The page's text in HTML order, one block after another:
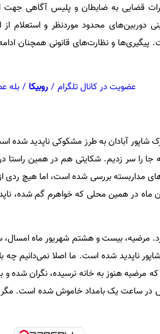
قضایی به ضابطان و پلیس آگاهی جهت
محدود موردنظر و استعلام از
پیگیری‌ها و نظارت‌های قانونی همچنان
عضویت در کانال تلگرام / روبیکا / بله
جاری در نزدیکی پارک شاپور آبادان به طرز مشکوکی ناپدید
هستیم. همه جا را سر زدیم. شکایتی هم در همین
مداربسته بررسی شده است، اما هیچ ردی
ماه در همین محلی که خواهرم گم شده،
ناپدید شده است. ما اصلا نمی‌دانیم چه
هنوز به خانه نرسیده، نگران شده و
در ساعت یک بامداد خاموش شده است.